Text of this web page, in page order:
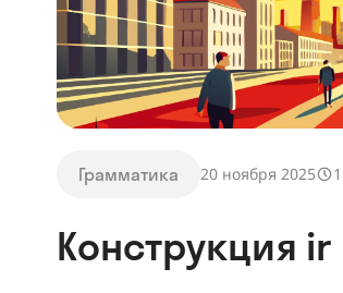
Грамматика 20 ноября 2025
Конструкция